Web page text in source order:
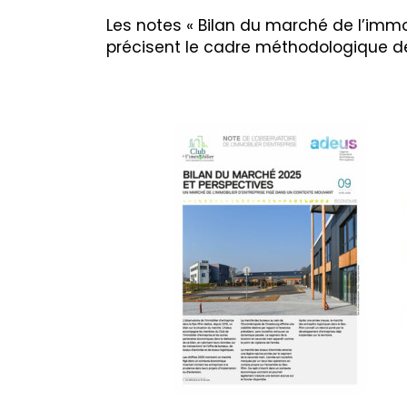
Les notes « Bilan du marché de
précisent le cadre méthodologique